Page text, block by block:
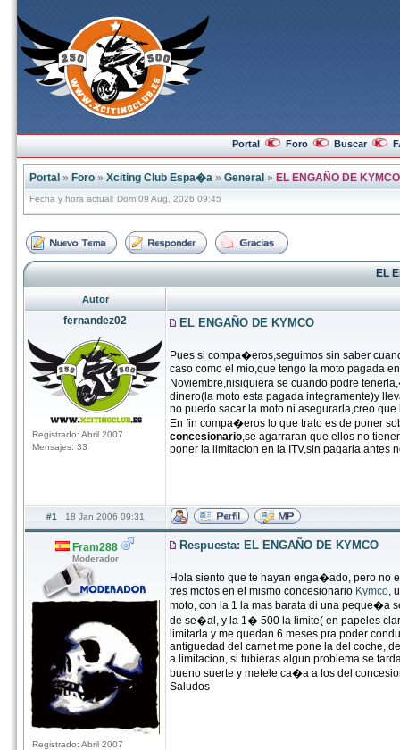
Portal Foro Buscar
Portal » Foro » Xciting Club Espa�a » General » EL ENGAÑO DE KYMCO
Fecha y hora actual: Dom 09 Aug, 2026 09:45
EL
Autor
fernandez02
Registrado: Abril 2007
Mensajes: 33
EL ENGAÑO DE KYMCO
Pues si compa�eros,seguimos sin saber
caso como el mio,que tengo la moto pagada
Noviembre,nisiquiera se cuando podre
dinero(la moto esta pagada integramente)y
no puedo sacar la moto ni asegurarla,creo
En fin compa�eros lo que trato es de poner
concesionario,se agarraran que ellos no
poner la limitacion en la ITV,sin pagarla antes
#1 18 Jan 2006 09:31
Fram288
Moderador
Registrado: Abril 2007
Respuesta: EL ENGAÑO DE KYMCO
Hola siento que te hayan enga�ado, pero no
tres motos en el mismo concesionario Kymco,
moto, con la 1 la mas barata di una peque�a
de se�al, y la 1� 500 la limite( en papeles
limitarla y me quedan 6 meses pra poder
antiguedad del carnet me pone la del coche,
a limitacion, si tubieras algun problema se
bueno suerte y metele ca�a a los del
Saludos